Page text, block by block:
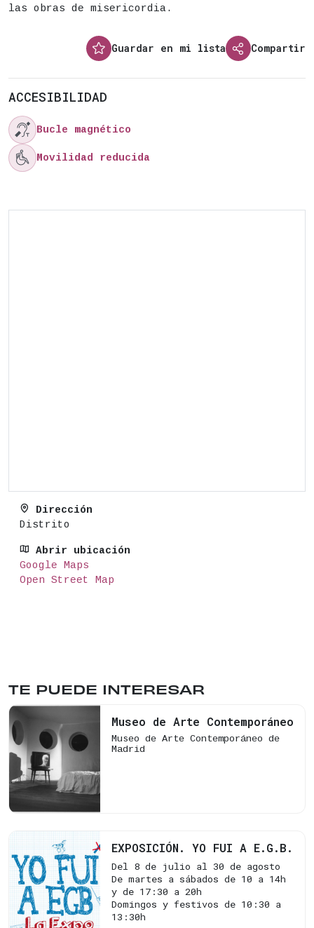
las obras de misericordia.
Guardar en mi lista Compartir
ACCESIBILIDAD
 Bucle magnético
 Movilidad reducida
Dirección
Distrito
Abrir ubicación
Google Maps
Open Street Map
TE PUEDE INTERESAR
UN CONTRASTE.
Alberto
García-Alix.
La habitación
de Luis, 1996
© Alberto
García-Alix
Museo de Arte Contemporáneo
Museo de Arte Contemporáneo de
Madrid
EXPOSICIÓN. YO FUI A E.G.B.
Del 8 de julio al 30 de agosto
De martes a sábados de 10 a 14h
y de 17:30 a 20h
Domingos y festivos de 10:30 a
13:30h